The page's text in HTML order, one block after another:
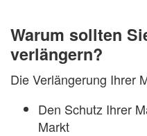
Warum sollten
verlängern?
Die Verlängerung Ihrer
Den Schutz Ihrer
Markt